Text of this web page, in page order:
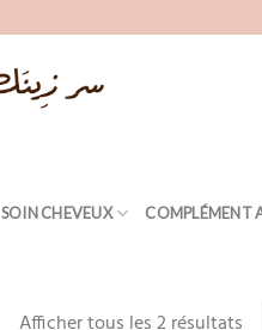
SOIN CHEVEUX
COMPLÉMENT
Afficher tous les 2 résultats